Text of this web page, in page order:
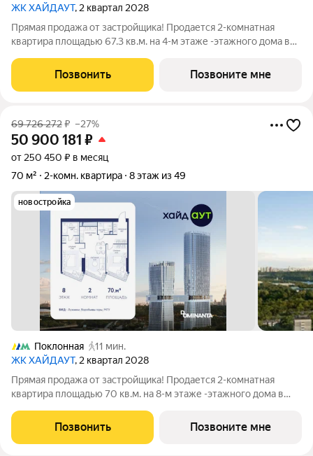
ЖК ХАЙДАУТ, 2 квартал 2028
Прямая продажа от застройщика! Продается 2-комнатная
квартира площадью 67.3 кв.м. на 4-м этаже -этажного дома в
Победы, Долина реки Сетунь, МГУ, Москва-Сити, Воробьевы
горы. Высота потолков 3,25 м.
Позвонить Позвоните мне
69 726 272₽ –27%
50 900 181 ₽
от 250 450 ₽ в месяц
70 м²
2-комн. квартира 8 этаж из 49
новостройка
Поклонная
11 мин.
ЖК ХАЙДАУТ, 2 квартал 2028
Прямая продажа от застройщика! Продается 2-комнатная
квартира площадью 70 кв.м. на 8-м этаже -этажного дома в
Победы, Долина реки Сетунь, МГУ, Москва-Сити, Воробьевы
горы. Высота потолков 3,25 м.
Позвонить Позвоните мне